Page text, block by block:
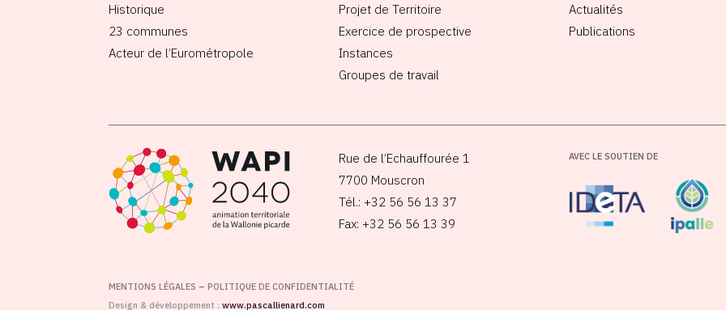
Historique
23 communes
Acteur de l’Eurométropole
Projet de Territoire
Exercice de prospective
Instances
Groupes de travail
Actualités
Publications
Rue de l’Echauffourée 1
7700 Mouscron
Tél.: +32 56 56 13 37
Fax: +32 56 56 13 39
AVEC LE SOUTIEN DE
MENTIONS LÉGALES –POLITIQUE DE CONFIDENTIALITÉ
Design & développement :www.pascallienard.com